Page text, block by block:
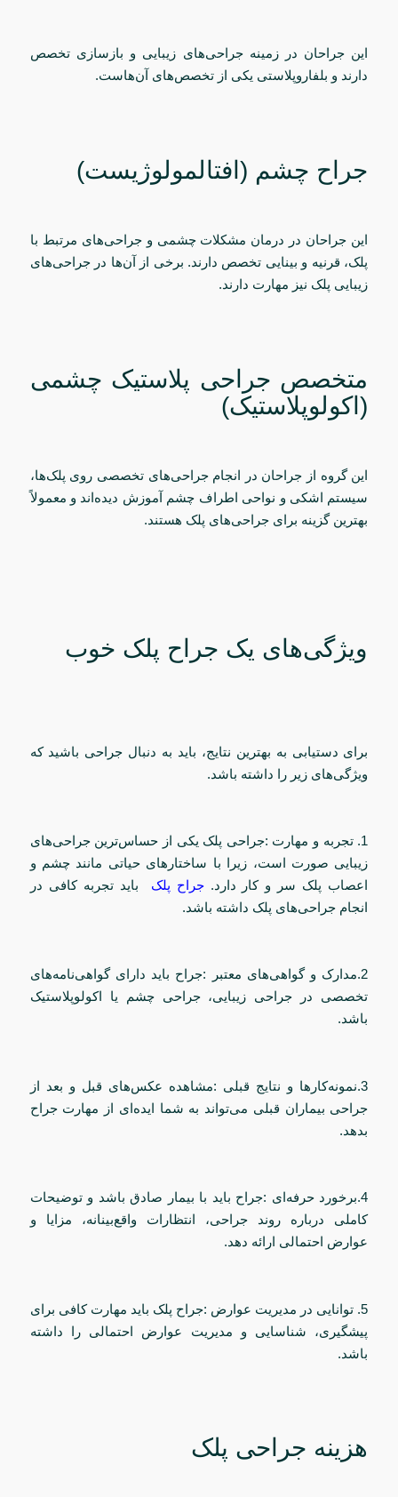
این جراحان در زمینه جراحی‌های زیبایی و بازسازی تخصص
دارند و بلفاروپلاستی یکی از تخصص‌های آن‌هاست.
جراح چشم (افتالمولوژیست)
این جراحان در درمان مشکلات چشمی و جراحی‌های مرتبط با
پلک، قرنیه و بینایی تخصص دارند. برخی از آن‌ها در جراحی‌های
زیبایی پلک نیز مهارت دارند.
متخصص جراحی پلاستیک چشمی
(اکولوپلاستیک)
این گروه از جراحان در انجام جراحی‌های تخصصی روی پلک‌ها،
سیستم اشکی و نواحی اطراف چشم آموزش دیده‌اند و معمولاً
بهترین گزینه برای جراحی‌های پلک هستند.
ویژگی‌های یک جراح پلک خوب
برای دستیابی به بهترین نتایج، باید به دنبال جراحی باشید که
ویژگی‌های زیر را داشته باشد.
1. تجربه و مهارت :جراحی پلک یکی از حساس‌ترین جراحی‌های
زیبایی صورت است، زیرا با ساختارهای حیاتی مانند چشم و
اعصاب پلک سر و کار دارد. جراح پلک
باید تجربه کافی در
انجام جراحی‌های پلک داشته باشد.
2.مدارک و گواهی‌های معتبر :جراح باید دارای گواهی‌نامه‌های
تخصصی در جراحی زیبایی، جراحی چشم یا اکولوپلاستیک
باشد.
3.نمونه‌کارها و نتایج قبلی :مشاهده عکس‌های قبل و بعد از
جراحی بیماران قبلی می‌تواند به شما ایده‌ای از مهارت جراح
بدهد.
4.برخورد حرفه‌ای :جراح باید با بیمار صادق باشد و توضیحات
کاملی درباره روند جراحی، انتظارات واقع‌بینانه، مزایا و
عوارض احتمالی ارائه دهد.
5. توانایی در مدیریت عوارض :جراح پلک باید مهارت کافی برای
پیشگیری، شناسایی و مدیریت عوارض احتمالی را داشته
باشد.
هزینه جراحی پلک